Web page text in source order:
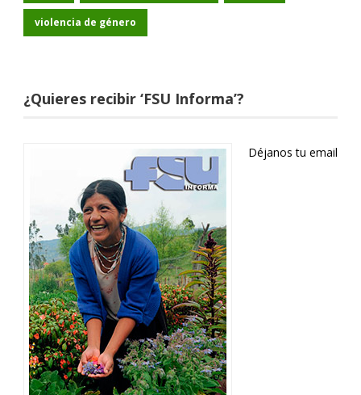
violencia de género
¿Quieres recibir ‘FSU Informa’?
Déjanos tu email